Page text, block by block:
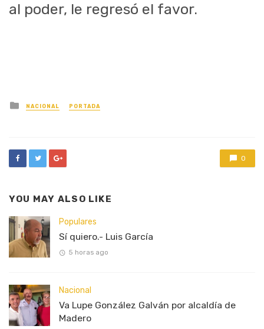
al poder, le regresó el favor.
Posted
in
NACIONAL PORTADA
0
YOU MAY ALSO LIKE
Populares
Sí quiero.- Luis García
5 horas ago
Nacional
Va Lupe González Galván por alcaldía de
Madero